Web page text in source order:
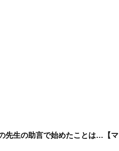
先生の助言で始めたことは…【